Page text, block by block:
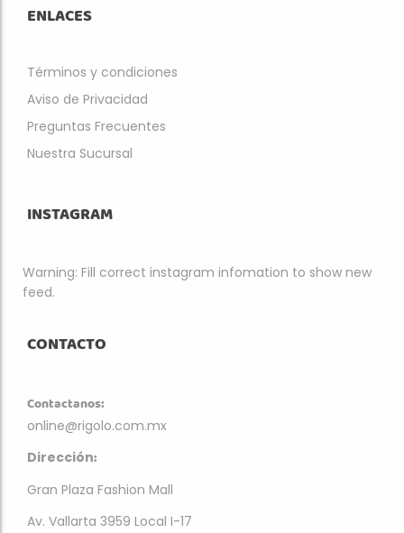
ENLACES
Términos y condiciones
Aviso de Privacidad
Preguntas Frecuentes
Nuestra Sucursal
INSTAGRAM
Warning: Fill correct instagram infomation to show new
feed.
CONTACTO
Contactanos:
online@rigolo.com.mx
Dirección:
Gran Plaza Fashion Mall
Av. Vallarta 3959 Local I-17